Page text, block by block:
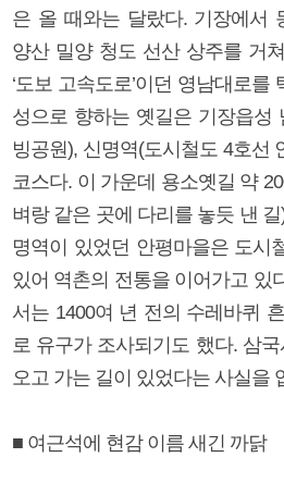
은 올 때와는 달랐다. 기장에서
양산 밀양 청도 선산 상주를 거
‘도보 고속도로’이던 영남대로
성으로 향하는 옛길은 기장읍성
빙공원), 신명역(도시철도 4호선
코스다. 이 가운데 용소옛길 약
벼랑 같은 곳에 다리를 놓듯 낸
명역이 있었던 안평마을은 도시
있어 역촌의 전통을 이어가고 있
서는 1400여 년 전의 수레바퀴
로 유구가 조사되기도 했다. 삼
오고 가는 길이 있었다는 사실을
■ 여근석에 현감 이름 새긴 까닭